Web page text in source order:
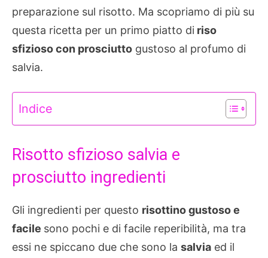
preparazione sul risotto. Ma scopriamo di più su
questa ricetta per un primo piatto di riso
sfizioso con prosciutto gustoso al profumo di
salvia.
Indice
Risotto sfizioso salvia e
prosciutto ingredienti
Gli ingredienti per questo risottino gustoso e
facile sono pochi e di facile reperibilità, ma tra
essi ne spiccano due che sono la salvia ed il